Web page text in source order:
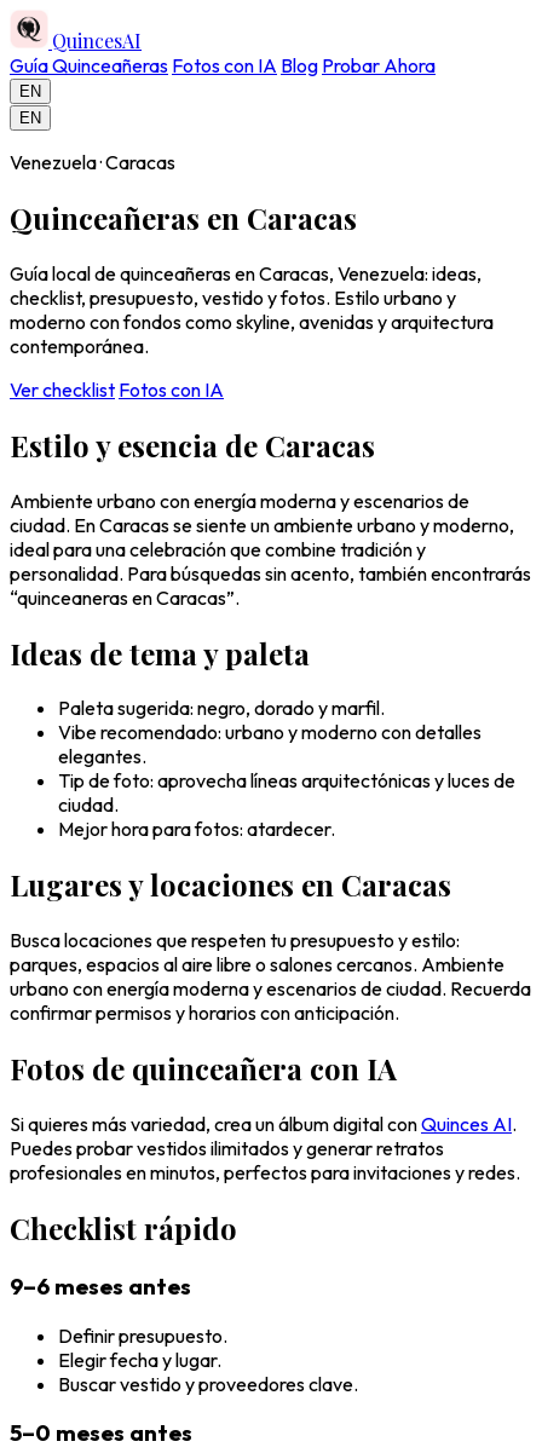
QuincesAI
Guía Quinceañeras Fotos con IA Blog Probar Ahora
EN
EN
Venezuela · Caracas
Quinceañeras en Caracas
Guía local de quinceañeras en Caracas, Venezuela: ideas,
checklist, presupuesto, vestido y fotos. Estilo urbano y
moderno con fondos como skyline, avenidas y arquitectura
contemporánea.
Ver checklist Fotos con IA
Estilo y esencia de Caracas
Ambiente urbano con energía moderna y escenarios de
ciudad. En Caracas se siente un ambiente urbano y moderno,
ideal para una celebración que combine tradición y
personalidad. Para búsquedas sin acento, también encontrarás
“quinceaneras en Caracas”.
Ideas de tema y paleta
Paleta sugerida: negro, dorado y marfil.
Vibe recomendado: urbano y moderno con detalles
elegantes.
Tip de foto: aprovecha líneas arquitectónicas y luces de
ciudad.
Mejor hora para fotos: atardecer.
Lugares y locaciones en Caracas
Busca locaciones que respeten tu presupuesto y estilo:
parques, espacios al aire libre o salones cercanos. Ambiente
urbano con energía moderna y escenarios de ciudad. Recuerda
confirmar permisos y horarios con anticipación.
Fotos de quinceañera con IA
Si quieres más variedad, crea un álbum digital conQuinces AI.
Puedes probar vestidos ilimitados y generar retratos
profesionales en minutos, perfectos para invitaciones y redes.
Checklist rápido
9–6 meses antes
Definir presupuesto.
Elegir fecha y lugar.
Buscar vestido y proveedores clave.
5–0 meses antes